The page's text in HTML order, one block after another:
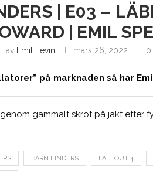
| E03 –
| EMIL
av Emil Levin mars 26, 2022 0
på marknaden så har
gammalt skrot på jakt efter
BARN FINDERS FALLOUT 4